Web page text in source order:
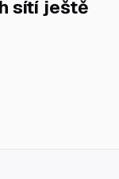
sítí ještě